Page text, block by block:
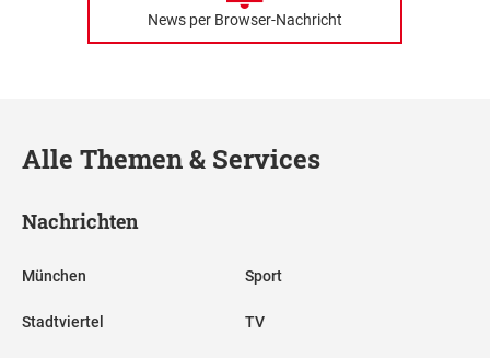
News per Browser-Nachricht
Alle Themen & Services
Nachrichten
München
Stadtviertel
Sport
TV